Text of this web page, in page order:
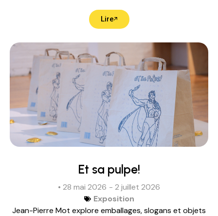
Lire
Et sa pulpe!
• 28 mai 2026 - 2 juillet 2026
Exposition
Jean-Pierre Mot explore emballages, slogans et objets